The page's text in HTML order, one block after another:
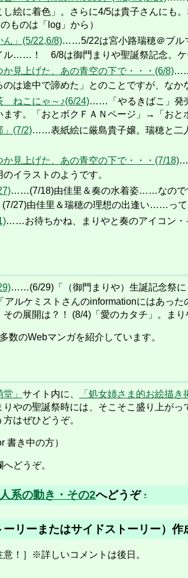
し絵に着色」。さらに4/5は貴子さんに
ものは「log」から）
ん」(5/22,6/8)……5/22は宮小路瑞穂＠ブル
ル……！ 6/8は御門まりや聖誕祭記念。ケ
か見上げた、あの青空の下で・・・(6/8)……
は途中で諦めた」とのことですが、なか
ねこにゃ～♪(6/24)……「やるきばこ」発
す。「おとボクＦＡＮページ」→「おと
」(7/2)……表紙絵に厳島貴子嬢。瑞穂と二
か見上げた、あの青空の下で・・・(7/18)
イラストのようです。
……(7/18)由佳里＆奏の水着姿……なので
27)由佳里＆瑞穂の理想の出逢い……っ
……お待ちかね、まりやと奏のアイコン・
……(6/29)「（御門まりや）生誕記念祭
ルケミストさんのinformationにはあっ
の展開は？！ (8/4)「愛のカタチ」。ま
数のWebマンガを紹介しています。
」 サイト内に、 「処女姉さま的お絵描き
やの聖誕祭時には、そこそこ盛り上が
はぜひどうぞ。
き中の方）
どうぞ。
系の動き・その2へどうぞ+
リーまたはサイドストーリー）
！］※詳しいコメントは後日。